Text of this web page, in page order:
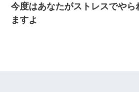
今度はあなたがストレスでやら
ますよ